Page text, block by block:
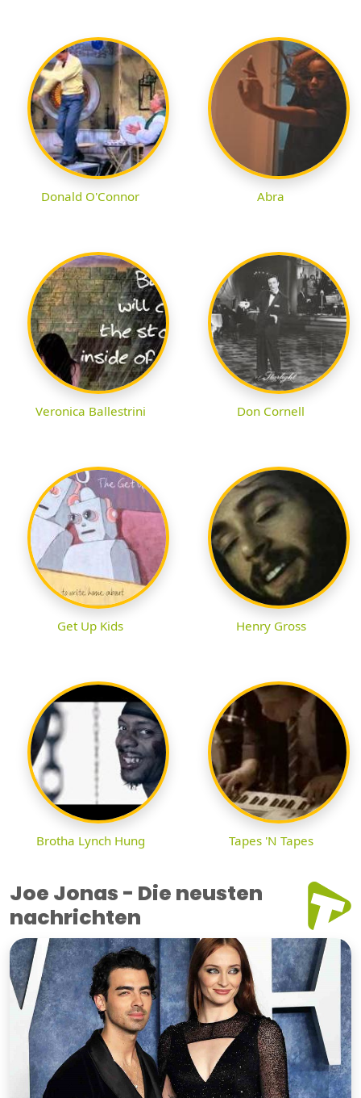
Donald O'Connor Abra
Veronica Ballestrini Don Cornell
Get Up Kids Henry Gross
Brotha Lynch Hung Tapes 'N Tapes
Joe Jonas - Die neusten
nachrichten